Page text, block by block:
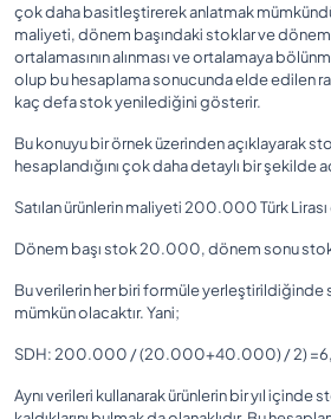
çok daha basitleştirerek anlatmak
maliyeti, dönem başındaki stoklar ve
ortalamasının alınması ve ortalamaya
olup bu hesaplama sonucunda elde edilen
kaç defa stok yenilediğini gösterir.
Bu konuyu bir örnek üzerinden açıklayarak stok
hesaplandığını çok daha detaylı bir şekilde
Satılan ürünlerin maliyeti 200.000 Türk
Dönem başı stok 20.000, dönem sonu
Bu verilerin her biri formüle yerleştirildiğinde
mümkün olacaktır. Yani;
SDH: 200.000 / (20.000+40.000) / 2)
Aynı verileri kullanarak ürünlerin bir yıl içinde